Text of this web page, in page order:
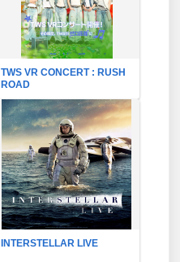
TWS VR CONCERT : RUSH
ROAD
INTERSTELLAR LIVE